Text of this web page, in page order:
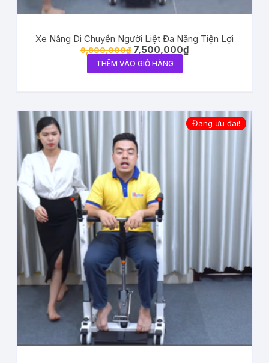
Xe Nâng Di Chuyển Người Liệt Đa Năng Tiện Lợi
9,800,000₫ 7,500,000₫
THÊM VÀO GIỎ HÀNG
Đang ưu đãi!